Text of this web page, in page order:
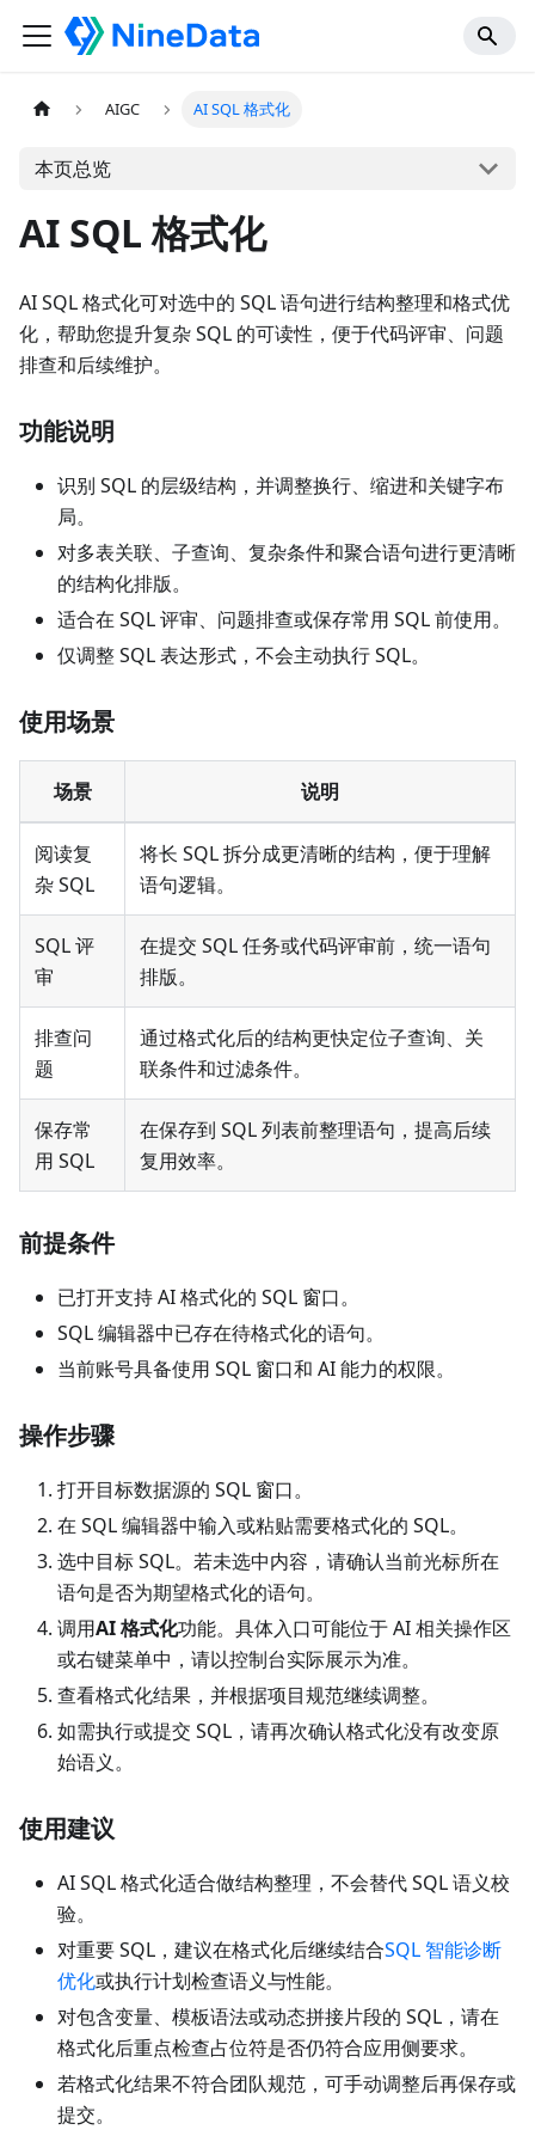
AIGC AI SQL 格式化
本页总览
AI SQL 格式化
AI SQL 格式化可对选中的 SQL 语句进行结构整理和格式优
化，帮助您提升复杂 SQL 的可读性，便于代码评审、问题
排查和后续维护。
功能说明
识别 SQL 的层级结构，并调整换行、缩进和关键字布
局。
对多表关联、子查询、复杂条件和聚合语句进行更清晰
的结构化排版。
适合在 SQL 评审、问题排查或保存常用 SQL 前使用。
仅调整 SQL 表达形式，不会主动执行 SQL。
使用场景
场景 说明
阅读复
杂 SQL
将长 SQL 拆分成更清晰的结构，便于理解
语句逻辑。
SQL 评
审
在提交 SQL 任务或代码评审前，统一语句
排版。
排查问
题
通过格式化后的结构更快定位子查询、关
联条件和过滤条件。
保存常
用 SQL
在保存到 SQL 列表前整理语句，提高后续
复用效率。
前提条件
已打开支持 AI 格式化的 SQL 窗口。
SQL 编辑器中已存在待格式化的语句。
当前账号具备使用 SQL 窗口和 AI 能力的权限。
操作步骤
打开目标数据源的 SQL 窗口。
在 SQL 编辑器中输入或粘贴需要格式化的 SQL。
选中目标 SQL。若未选中内容，请确认当前光标所在
语句是否为期望格式化的语句。
调用AI 格式化功能。具体入口可能位于 AI 相关操作区
或右键菜单中，请以控制台实际展示为准。
查看格式化结果，并根据项目规范继续调整。
如需执行或提交 SQL，请再次确认格式化没有改变原
始语义。
使用建议
AI SQL 格式化适合做结构整理，不会替代 SQL 语义校
验。
对重要 SQL，建议在格式化后继续结合SQL 智能诊断
优化或执行计划检查语义与性能。
对包含变量、模板语法或动态拼接片段的 SQL，请在
格式化后重点检查占位符是否仍符合应用侧要求。
若格式化结果不符合团队规范，可手动调整后再保存或
提交。